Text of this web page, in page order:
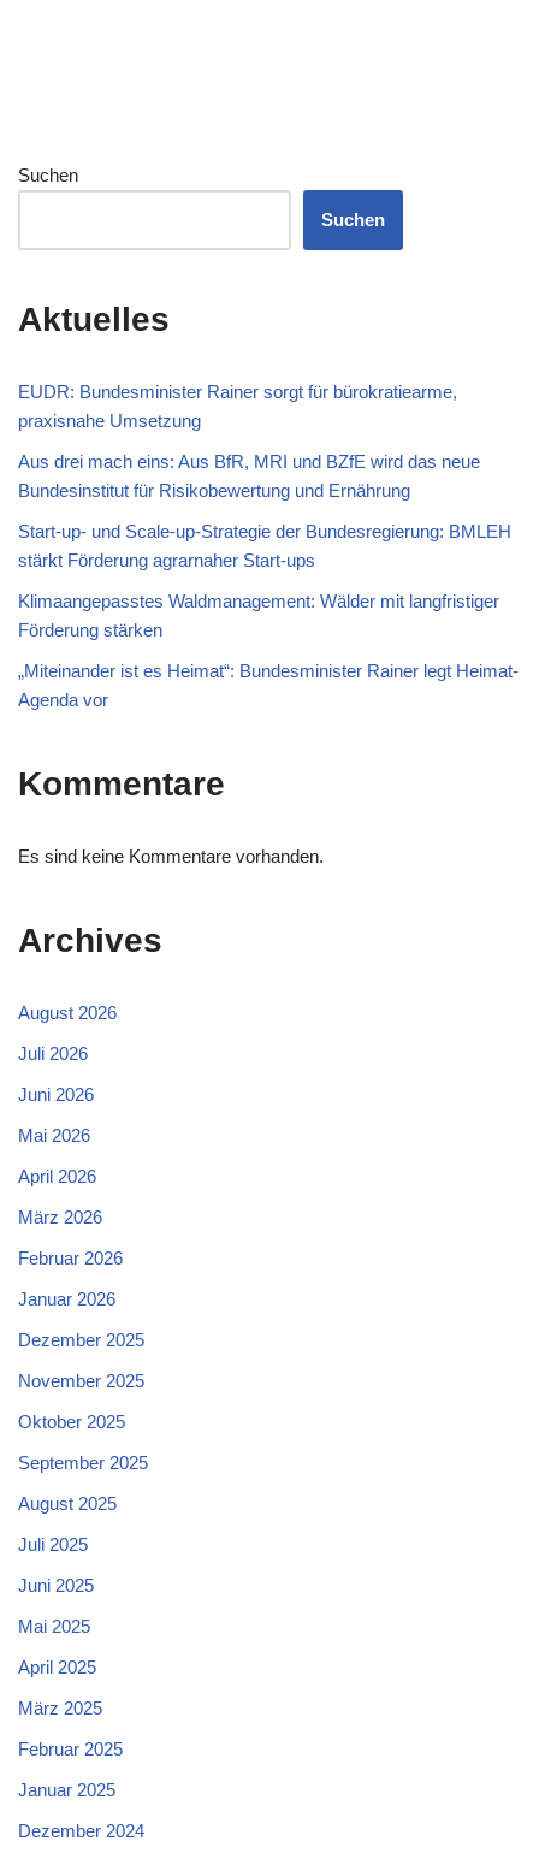
Suchen
Suchen
Aktuelles
EUDR: Bundesminister Rainer sorgt für bürokratiearme,
praxisnahe Umsetzung
Aus drei mach eins: Aus BfR, MRI und BZfE wird das neue
Bundesinstitut für Risikobewertung und Ernährung
Start-up- und Scale-up-Strategie der Bundesregierung: BMLEH
stärkt Förderung agrarnaher Start-ups
Klimaangepasstes Waldmanagement: Wälder mit langfristiger
Förderung stärken
„Miteinander ist es Heimat“: Bundesminister Rainer legt Heimat-
Agenda vor
Kommentare
Es sind keine Kommentare vorhanden.
Archives
August 2026
Juli 2026
Juni 2026
Mai 2026
April 2026
März 2026
Februar 2026
Januar 2026
Dezember 2025
November 2025
Oktober 2025
September 2025
August 2025
Juli 2025
Juni 2025
Mai 2025
April 2025
März 2025
Februar 2025
Januar 2025
Dezember 2024